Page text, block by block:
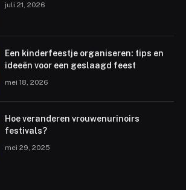
juli 21, 2026
Een kinderfeestje organiseren: tips en
ideeën voor een geslaagd feest
mei 18, 2026
Hoe veranderen vrouwenurinoirs
festivals?
mei 29, 2025